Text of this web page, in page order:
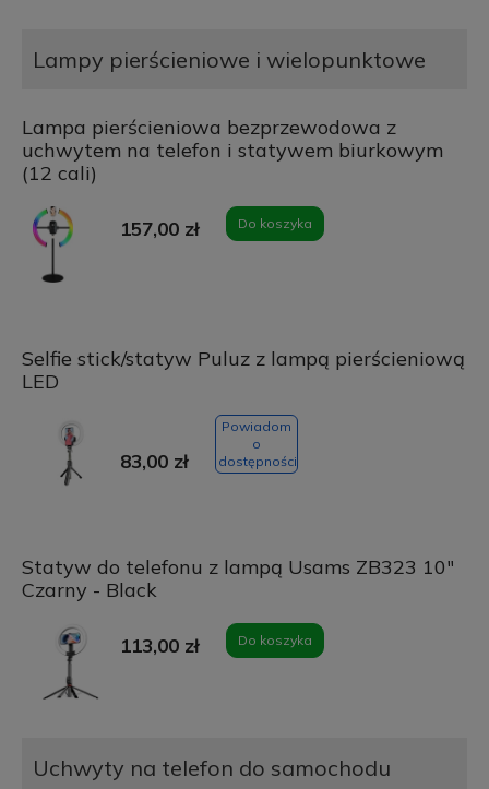
Lampy pierścieniowe i wielopunktowe
Lampa pierścieniowa bezprzewodowa z
uchwytem na telefon i statywem biurkowym
(12 cali)
157,00 zł Do koszyka
Selfie stick/statyw Puluz z lampą pierścieniową
LED
83,00 zł
Powiadom
o
dostępności
Statyw do telefonu z lampą Usams ZB323 10"
Czarny - Black
113,00 zł Do koszyka
Uchwyty na telefon do samochodu